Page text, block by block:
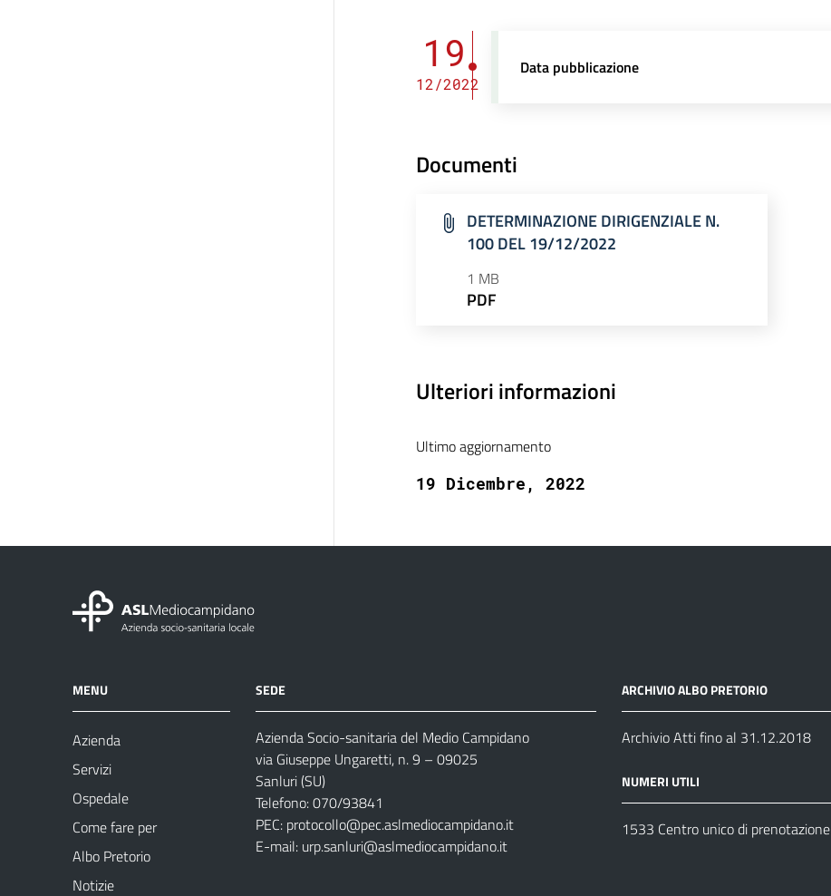
19
12/2022
Data pubblicazione
Documenti
DETERMINAZIONE DIRIGENZIALE N.
100 DEL 19/12/2022
1 MB
PDF
Ulteriori informazioni
Ultimo aggiornamento
19 Dicembre, 2022
MENU
Azienda
Servizi
Ospedale
Come fare per
Albo Pretorio
Notizie
SEDE
Azienda Socio-sanitaria del Medio Campidano
via Giuseppe Ungaretti, n. 9 – 09025
Sanluri (SU)
Telefono: 070/93841
PEC: protocollo@pec.aslmediocampidano.it
E-mail: urp.sanluri@aslmediocampidano.it
ARCHIVIO ALBO PRETORIO
Archivio Atti fino al 31.12.2018
NUMERI UTILI
1533 Centro unico di prenotazione